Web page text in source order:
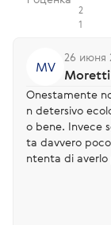
2
1
MV
26 июня
Onestamente
n detersivo
o bene. Invece
ta davvero
ntenta di